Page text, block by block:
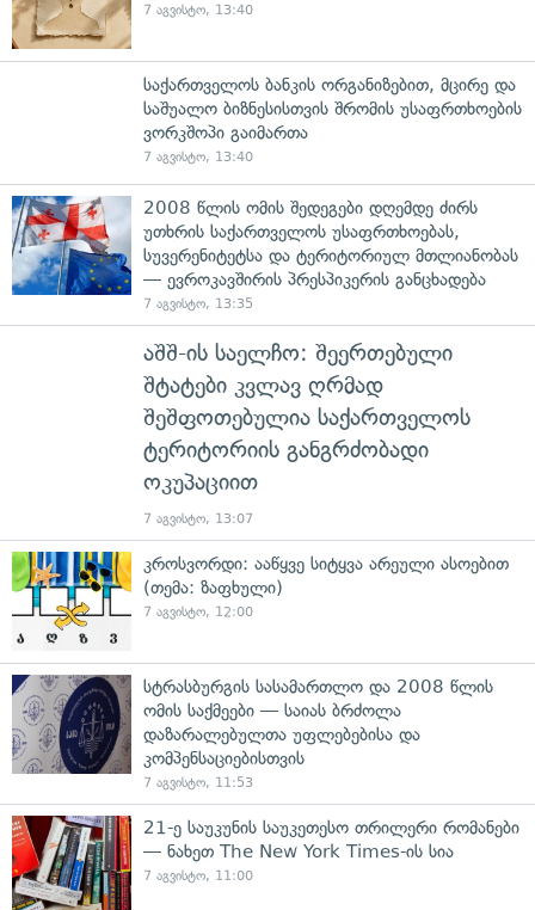
7 აგვისტო, 13:40
საქართველოს ბანკის ორგანიზებით, მცირე და
საშუალო ბიზნესისთვის შრომის უსაფრთხოების
ვორკშოპი გაიმართა
7 აგვისტო, 13:40
2008 წლის ომის შედეგები დღემდე ძირს
უთხრის საქართველოს უსაფრთხოებას,
სუვერენიტეტსა და ტერიტორიულ მთლიანობას
— ევროკავშირის პრესპიკერის განცხადება
7 აგვისტო, 13:35
აშშ-ის საელჩო: შეერთებული
შტატები კვლავ ღრმად
შეშფოთებულია საქართველოს
ტერიტორიის განგრძობადი
ოკუპაციით
7 აგვისტო, 13:07
კროსვორდი: ააწყვე სიტყვა არეული ასოებით
(თემა: ზაფხული)
7 აგვისტო, 12:00
სტრასბურგის სასამართლო და 2008 წლის
ომის საქმეები — საიას ბრძოლა
დაზარალებულთა უფლებებისა და
კომპენსაციებისთვის
7 აგვისტო, 11:53
21-ე საუკუნის საუკეთესო თრილერი რომანები
— ნახეთ The New York Times-ის სია
7 აგვისტო, 11:00